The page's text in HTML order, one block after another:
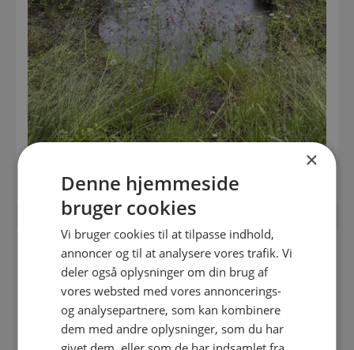
HVORDAN KOMMER JEG I GANG?
Undersøg, om din jord er velegnet til nedsivning.
Søg nedsivningstilladelse hos Vejle Kommune.
På Vejle Kommunes hjemmeside kan du læse, hvad du må
×
Denne hjemmeside
bruger cookies
Vi bruger cookies til at tilpasse indhold,
annoncer og til at analysere vores trafik. Vi
deler også oplysninger om din brug af
vores websted med vores annoncerings-
og analysepartnere, som kan kombinere
dem med andre oplysninger, som du har